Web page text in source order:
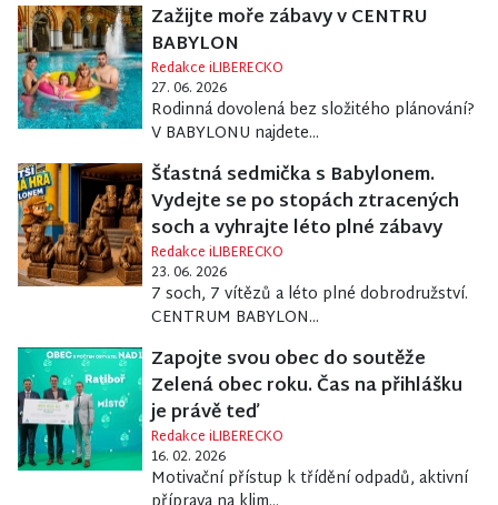
Zažijte moře zábavy v CENTRU
BABYLON
Redakce iLIBERECKO
27. 06. 2026
Rodinná dovolená bez složitého plánování?
V BABYLONU najdete...
Šťastná sedmička s Babylonem.
Vydejte se po stopách ztracených
soch a vyhrajte léto plné zábavy
Redakce iLIBERECKO
23. 06. 2026
7 soch, 7 vítězů a léto plné dobrodružství.
CENTRUM BABYLON...
Zapojte svou obec do soutěže
Zelená obec roku. Čas na přihlášku
je právě teď
Redakce iLIBERECKO
16. 02. 2026
Motivační přístup k třídění odpadů, aktivní